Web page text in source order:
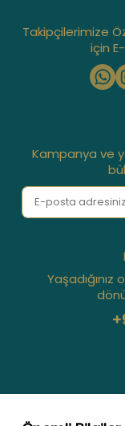
Takipçilerimize
için
Kampanya ve